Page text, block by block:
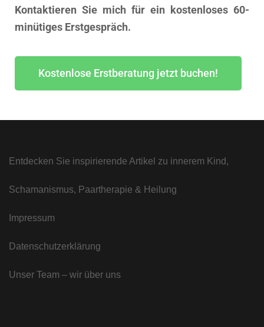
Kontaktieren Sie mich für ein kostenloses 60-
minütiges Erstgespräch.
Kostenlose Erstberatung jetzt buchen!
Entdecken Sie inspirierende Artikel zu innerem Kind,
Schamanismus, Paartherapie & Heilung
Impressum
Datenschutzerklärung
Unser Team – wir über uns